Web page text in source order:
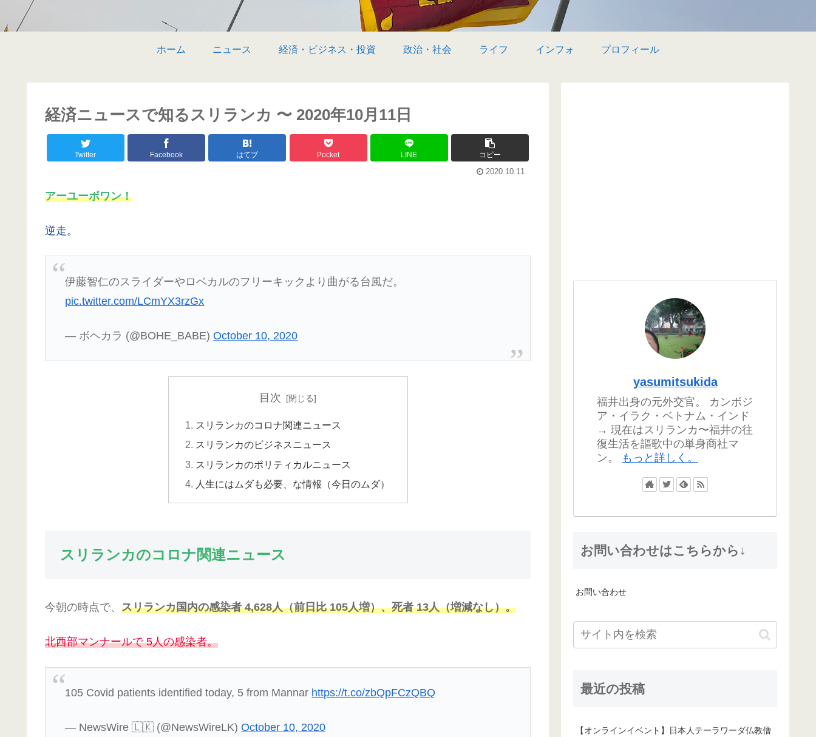
ホーム ニュース 経済・ビジネス・投資 政治・社会 ライフ インフォ プロフィール
経済ニュースで知るスリランカ 〜 2020年10月11日
Twitter Facebook はてブ Pocket LINE コピー
2020.10.11
アーユーボワン！
逆走。
伊藤智仁のスライダーやロベカルのフリーキックより曲がる台風だ。
pic.twitter.com/LCmYX3rzGx
— ボヘカラ (@BOHE_BABE)October 10, 2020
目次
スリランカのコロナ関連ニュース
スリランカのビジネスニュース
スリランカのポリティカルニュース
人生にはムダも必要、な情報（今日のムダ）
スリランカのコロナ関連ニュース
今朝の時点で、 スリランカ国内の感染者 4,628人（前日比 105人増）、死者 13人（増減なし）。
北西部マンナールで 5人の感染者。
105 Covid patients identified today, 5 from Mannar https://t.co/zbQpFCzQBQ
— NewsWire 🇱🇰 (@NewsWireLK)October 10, 2020
yasumitsukida
福井出身の元外交官。 カンボジ
ア・イラク・ベトナム・インド
→ 現在はスリランカ〜福井の往
復生活を謳歌中の単身商社マ
ン。
もっと詳しく。
お問い合わせはこちらから↓
お問い合わせ
最近の投稿
【オンラインイベント】日本人テーラワーダ仏教僧